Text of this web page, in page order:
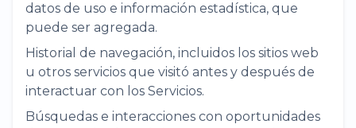
datos de uso e información estadística, que
puede ser agregada.
Historial de navegación, incluidos los sitios web
u otros servicios que visitó antes y después de
interactuar con los Servicios.
Búsquedas e interacciones con oportunidades